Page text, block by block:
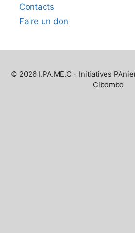
Contacts
Faire un don
© 2026 I.PA.ME.C - Initiatives
Cibombo